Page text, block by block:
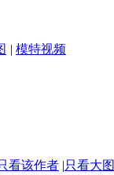
| 模特视频
看该作者 |只看大图